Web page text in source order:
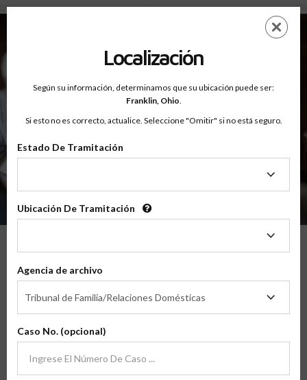
Sobre - Testimonios
EN
Decir
Aquí encontrará testimonios de familias que han tomado una de nuestras
Localización
Según su información, determinamos que su ubicación puede ser:
Franklin, Ohio.
Si esto no es correcto, actualice. Seleccione "Omitir" si no está seguro.
Estado De Tramitación
Tramitación
Ubicación De Tramitación
Tramitación
Agencia de archivo
Tribunal de Familia/Relaciones Domésticas
de
archivo
Caso No. (opcional)